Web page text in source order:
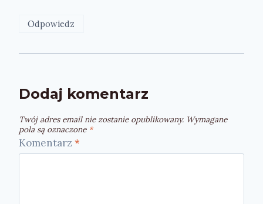
Odpowiedz
Dodaj komentarz
Twój adres email nie zostanie opublikowany. Wymagane
pola są oznaczone *
Komentarz *